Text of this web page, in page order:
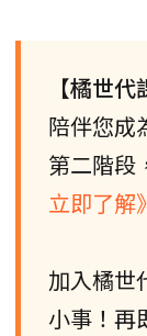
【橘世代
陪伴您成
第二階段
立即了解
加入橘世
小事！再